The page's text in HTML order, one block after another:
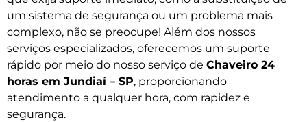
um sistema de segurança ou um problema mais
complexo, não se preocupe! Além dos nossos
serviços especializados, oferecemos um suporte
rápido por meio do nosso serviço de Chaveiro 24
horas em Jundiaí – SP, proporcionando
atendimento a qualquer hora, com rapidez e
segurança.